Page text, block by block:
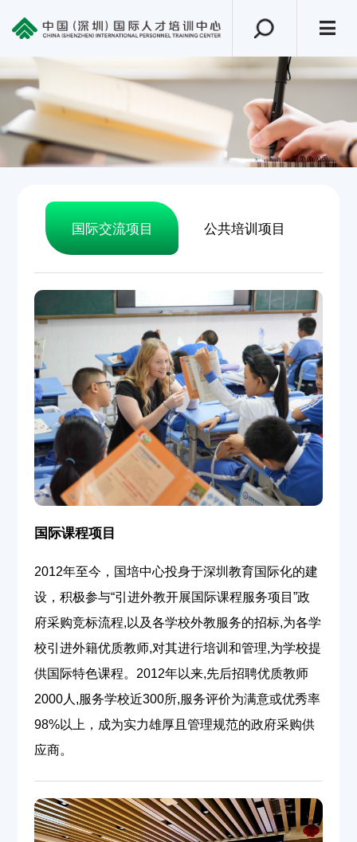
国际交流项目 公共培训项目
国际课程项目
2012年至今，国培中心投身于深圳教育国际化的建
设，积极参与“引进外教开展国际课程服务项目”政
府采购竞标流程,以及各学校外教服务的招标,为各学
校引进外籍优质教师,对其进行培训和管理,为学校提
供国际特色课程。2012年以来,先后招聘优质教师
2000人,服务学校近300所,服务评价为满意或优秀率
98%以上，成为实力雄厚且管理规范的政府采购供
应商。